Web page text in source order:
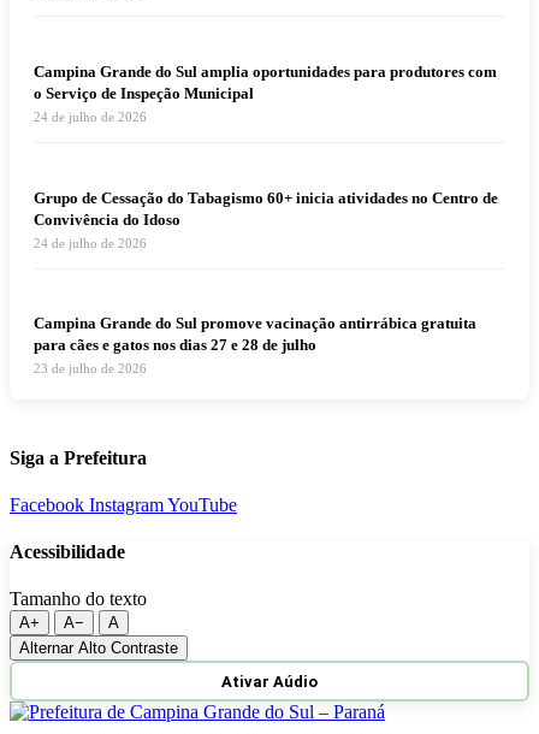
Campina Grande do Sul amplia oportunidades para produtores com
o Serviço de Inspeção Municipal
24 de julho de 2026
Grupo de Cessação do Tabagismo 60+ inicia atividades no Centro de
Convivência do Idoso
24 de julho de 2026
Campina Grande do Sul promove vacinação antirrábica gratuita
para cães e gatos nos dias 27 e 28 de julho
23 de julho de 2026
Siga a Prefeitura
Facebook InstagramYouTube
Acessibilidade
Tamanho do texto
A+ A−
A
Alternar Alto Contraste
Ativar Aúdio